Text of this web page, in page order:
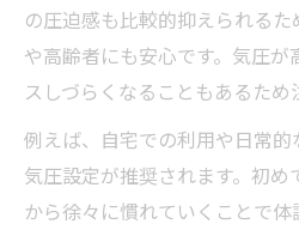
の圧迫感も比較的抑えられる
や高齢者にも安心です。気圧
スしづらくなることもあるため
例えば、自宅での利用や日常
気圧設定が推奨されます。初
から徐々に慣れていくことで